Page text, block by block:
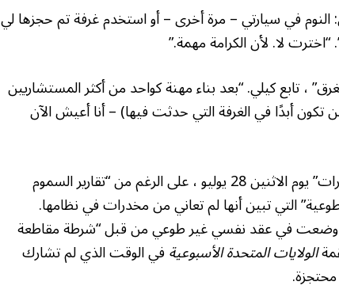
خياران: النوم في سيارتي – مرة أخرى – أو استخدم غرفة تم حجزها لي
لا. لأن الكرامة مهمة.”
، تابع كيلي. “بعد بناء مهنة كواحد من أكثر المستشاريين
أبدًا في الغرفة التي حدثت فيها) – أنا أعيش الآن
وفقًا لكيلي ، وصفتها والدتها بأنها “مدمنة للمخدرات” يوم الاثنين 28 يوليو ، على الرغم من “تقارير السموم
التي تبين أنها لم تعاني من مخدرات في نظامها.
وضعت في عقد نفسي غير طوعي من قبل “شرطة مقاطعة
الولايات المتحدة الأسبوعيةفي الوقت الذي لم تشارك